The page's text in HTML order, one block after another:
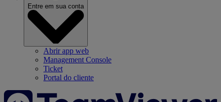
Entre em sua conta
Abrir app web
Management Console
Ticket
Portal do cliente